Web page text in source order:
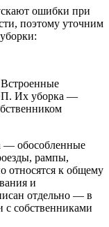
ошибки при
поэтому уточним
Их уборка —
— обособленные
рампы,
относятся к общему
и
отдельно — в
с собственниками